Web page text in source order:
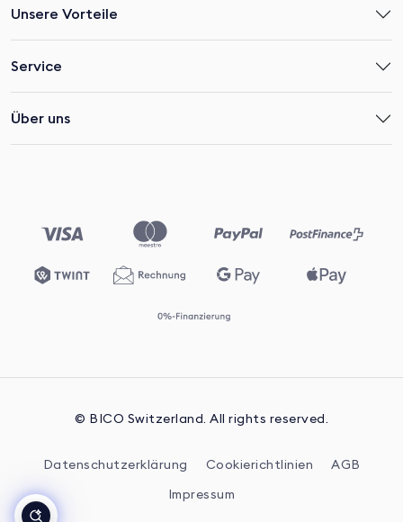
Unsere Vorteile
Service
Über uns
© BICO Switzerland. All rights reserved.
Datenschutzerklärung Cookierichtlinien AGB
Impressum